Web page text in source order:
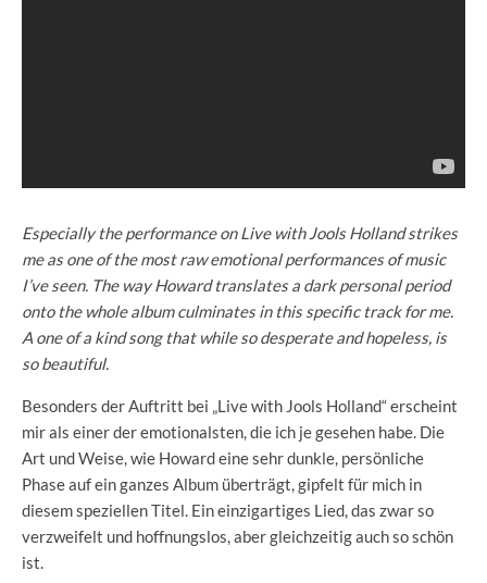
Especially the performance on Live with Jools Holland strikes
me as one of the most raw emotional performances of music
I’ve seen. The way Howard translates a dark personal period
onto the whole album culminates in this specific track for me.
A one of a kind song that while so desperate and hopeless, is
so beautiful.
Besonders der Auftritt bei „Live with Jools Holland“ erscheint
mir als einer der emotionalsten, die ich je gesehen habe. Die
Art und Weise, wie Howard eine sehr dunkle, persönliche
Phase auf ein ganzes Album überträgt, gipfelt für mich in
diesem speziellen Titel. Ein einzigartiges Lied, das zwar so
verzweifelt und hoffnungslos, aber gleichzeitig auch so schön
ist.